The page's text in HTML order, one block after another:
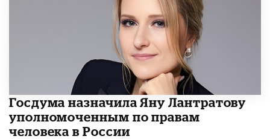
Госдума назначила Яну Лантратову
уполномоченным по правам
человека в России